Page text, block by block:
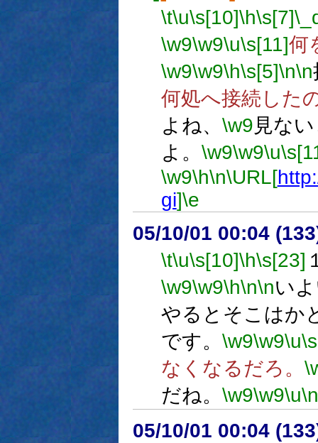
\t\u\s[10]\h\s[7]
\w9\w9\u\s[11]何
\w9\w9\h\s[5]\n\n
何処へ接続した
よね、 \w9 見な
よ。 \w9\w9\u
\w9\h\n\URL[
gi]\e
05/10/01 00:04
\t\u\s[10]\h\s[23]
\w9\w9\h\n\nい
やるとそこはか
です。 \w9\w9\u
なくなるだろ。
だね。 \w9\w9\u\n
05/10/01 00:04